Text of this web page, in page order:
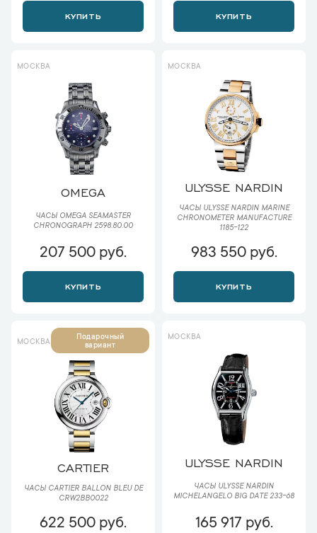
КУПИТЬ КУПИТЬ
МОСКВА
OMEGA
ЧАСЫ OMEGA SEAMASTER
CHRONOGRAPH 2598.80.00
207 500 руб.
КУПИТЬ
МОСКВА
ULYSSE NARDIN
ЧАСЫ ULYSSE NARDIN MARINE
CHRONOMETER MANUFACTURE
1185-122
983 550 руб.
КУПИТЬ
МОСКВА
Подарочный
вариант
CARTIER
ЧАСЫ CARTIER BALLON BLEU DE
CRW2BB0022
622 500 руб.
МОСКВА
ULYSSE NARDIN
ЧАСЫ ULYSSE NARDIN
MICHELANGELO BIG DATE 233-68
165 917 руб.